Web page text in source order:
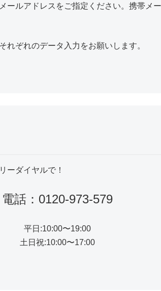
ルアドレスをご指定ください。携帯メ
ぞれのデータ入力をお願いします。
ーダイヤルで！
電話：0120-973-579
平日:10:00〜19:00
土日祝:10:00〜17:00